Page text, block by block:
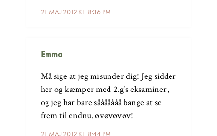
21 MAJ 2012 KL. 8:36 PM
Emma
21 MAJ 2012 KL. 8:44 PM
Må sige at jeg misunder dig! Jeg sidder
her og kæmper med 2.g’s eksaminer,
og jeg har bare sååååååå bange at se
frem til endnu. øvøvøvøv!